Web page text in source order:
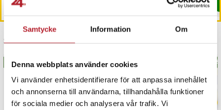
Samtycke Information Om
Denna webbplats använder cookies
Vi använder enhetsidentifierare för att anpassa innehållet
och annonserna till användarna, tillhandahålla funktioner
för sociala medier och analysera vår trafik. Vi
Senast besökta
BÄSTSÄLJARE